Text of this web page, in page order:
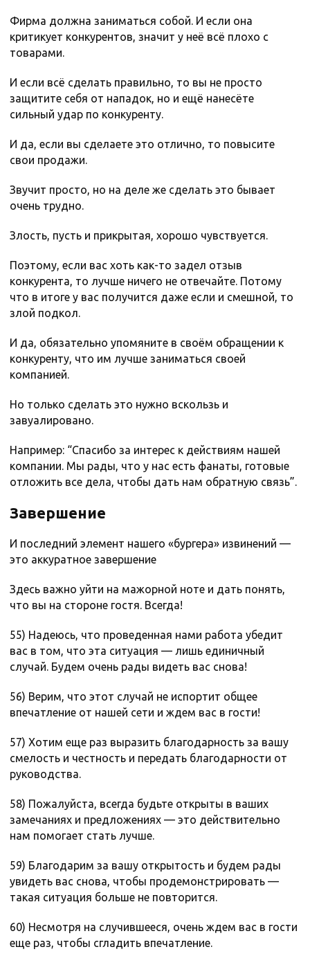
Фирма должна заниматься собой. И если она
критикует конкурентов, значит у неё всё плохо с
товарами.
И если всё сделать правильно, то вы не просто
защитите себя от нападок, но и ещё нанесёте
сильный удар по конкуренту.
И да, если вы сделаете это отлично, то повысите
свои продажи.
Звучит просто, но на деле же сделать это бывает
очень трудно.
Злость, пусть и прикрытая, хорошо чувствуется.
Поэтому, если вас хоть как-то задел отзыв
конкурента, то лучше ничего не отвечайте. Потому
что в итоге у вас получится даже если и смешной, то
злой подкол.
И да, обязательно упомяните в своём обращении к
конкуренту, что им лучше заниматься своей
компанией.
Но только сделать это нужно вскользь и
завуалировано.
Например: “Спасибо за интерес к действиям нашей
компании. Мы рады, что у нас есть фанаты, готовые
отложить все дела, чтобы дать нам обратную связь”.
Завершение
И последний элемент нашего «бургера» извинений —
это аккуратное завершение
Здесь важно уйти на мажорной ноте и дать понять,
что вы на стороне гостя. Всегда!
55) Надеюсь, что проведенная нами работа убедит
вас в том, что эта ситуация — лишь единичный
случай. Будем очень рады видеть вас снова!
56) Верим, что этот случай не испортит общее
впечатление от нашей сети и ждем вас в гости!
57) Хотим еще раз выразить благодарность за вашу
смелость и честность и передать благодарности от
руководства.
58) Пожалуйста, всегда будьте открыты в ваших
замечаниях и предложениях — это действительно
нам помогает стать лучше.
59) Благодарим за вашу открытость и будем рады
увидеть вас снова, чтобы продемонстрировать —
такая ситуация больше не повторится.
60) Несмотря на случившееся, очень ждем вас в гости
еще раз, чтобы сгладить впечатление.